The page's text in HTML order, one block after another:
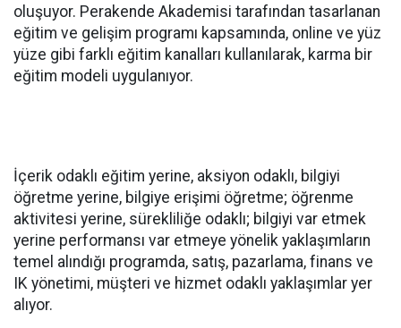
oluşuyor. Perakende Akademisi tarafından tasarlanan
eğitim ve gelişim programı kapsamında, online ve yüz
yüze gibi farklı eğitim kanalları kullanılarak, karma bir
eğitim modeli uygulanıyor.
İçerik odaklı eğitim yerine, aksiyon odaklı, bilgiyi
öğretme yerine, bilgiye erişimi öğretme; öğrenme
aktivitesi yerine, sürekliliğe odaklı; bilgiyi var etmek
yerine performansı var etmeye yönelik yaklaşımların
temel alındığı programda, satış, pazarlama, finans ve
IK yönetimi, müşteri ve hizmet odaklı yaklaşımlar yer
alıyor.